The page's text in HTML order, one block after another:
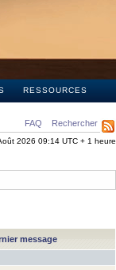
RESSOURCES
FAQ Rechercher
2026 09:14 UTC + 1 heure
message